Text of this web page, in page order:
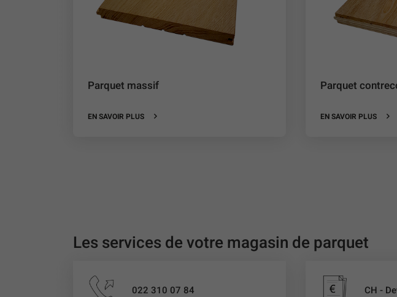
Parquet massif
EN SAVOIR PLUS
Parquet
EN SAVOIR PLUS
Les services de votre magasin de parquet
022 310 07 84 CH -